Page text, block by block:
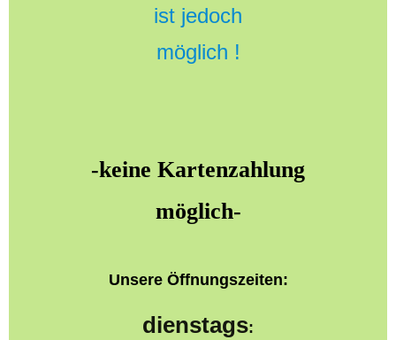
ist jedoch
möglich !
-keine Kartenzahlung
möglich-
Unsere Öffnungszeiten:
dienstags: